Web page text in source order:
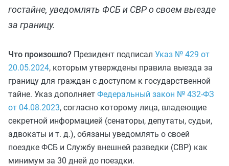
гостайне, уведомлять ФСБ и СВР о своем выезде
за границу.
Что произошло? Президент подписал Указ № 429 от
20.05.2024, которым утверждены правила выезда за
границу для граждан с доступом к государственной
тайне. Указ дополняет Федеральный закон № 432-ФЗ
от 04.08.2023, согласно которому лица, владеющие
секретной информацией (сенаторы, депутаты, судьи,
адвокаты и т. д.), обязаны уведомлять о своей
поездке ФСБ и Службу внешней разведки (СВР) как
минимум за 30 дней до поездки.